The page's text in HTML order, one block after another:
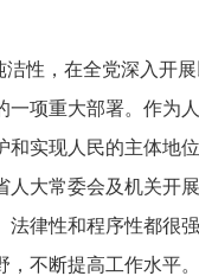
性，在全党深入开
一项重大部署。作为
和实现人民的主体地
大常委会及机关开
律性和程序性都很
，不断提高工作水平